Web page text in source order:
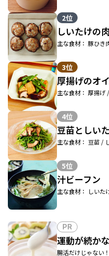
2位
しいたけの
主な食材： 豚ひき
3位
厚揚げのオ
主な食材： 厚揚げ
4位
豆苗としい
主な食材： 豆苗 /
5位
汁ビーフン
主な食材： しいた
PR
運動が続か
腸活だけじゃない